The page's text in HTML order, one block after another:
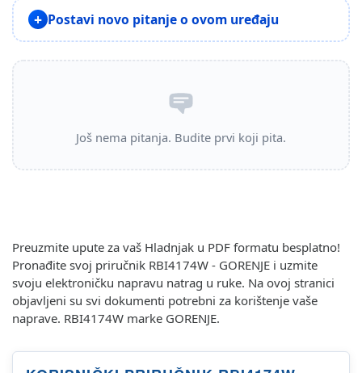
Postavi novo pitanje o ovom uređaju
Još nema pitanja. Budite prvi koji pita.
Preuzmite upute za vaš Hladnjak u PDF formatu besplatno!
Pronađite svoj priručnik RBI4174W - GORENJE i uzmite
svoju elektroničku napravu natrag u ruke. Na ovoj stranici
objavljeni su svi dokumenti potrebni za korištenje vaše
naprave. RBI4174W marke GORENJE.